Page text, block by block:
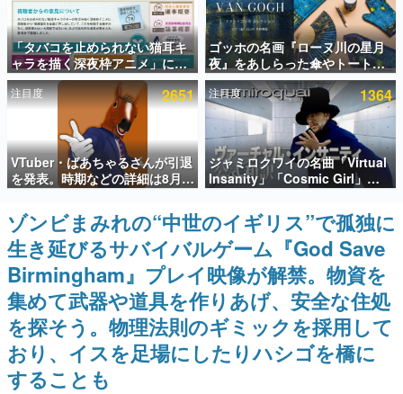
ゲームの企画書
名作ゲームクリエイターの方々に製作時のエピソードをお
聞きし、ヒットする企画（ゲーム）とは何か？を探ってい
きます。
赫本
この物語を解いてはいけない。『赫本』は、〈試験問題〉
の形をした短編ホラー小説集です。
新世代に訊く
これからのデジタルゲーム市場を担う若きクリエイター達
の姿を追い、彼らのルーツと情熱を探っていきます。
ゲーム世代の作家たち
ゲームに多大な影響を受けた作家さんに取材し、ゲームが
日本のコンテンツ産業やカルチャーに与えた影響を探る企
画です。
日本モバイルゲーム産業史
日本のモバイルゲーム史における主要なトピック・タイト
ルを網羅するほか、開発者へのインタビューや識者による
解説を掲載。約20年の歴史が一望できる決定版！
『うつヌケ』『ペンと箸』等で知られるマンガ家・田中圭
「タバコを止められない猫耳キ
ャラを描く深夜枠アニメ」に視
聴者の一部から批判意見。違法
薬物の使用と思しき描写も含め
て、BPOが議論を交わす
ゴッホの名画『ローヌ川の星月
夜』をあしらった傘やトートバ
ッグなどが登場。8月7日21時よ
り2日間限定で予約販売
注目度 2651
VTuber・ばあちゃるさんが引退
を発表。時期などの詳細は8月9
日15時からの配信で説明
注目度 1364
ジャミロクワイの名曲「Virtual
Insanity」「Cosmic Girl」
「Canned Heat」公式日本語字
幕付きMVがいきなり公開！
「SUMMER SONIC 2026」での
9年ぶりとなる日本公演を記念し
て
ゾンビまみれの“中世のイギリス”で孤独に
生き延びるサバイバルゲーム『God Save
Birmingham』プレイ映像が解禁。物資を
集めて武器や道具を作りあげ、安全な住処
を探そう。物理法則のギミックを採用して
おり、イスを足場にしたりハシゴを橋に
することも